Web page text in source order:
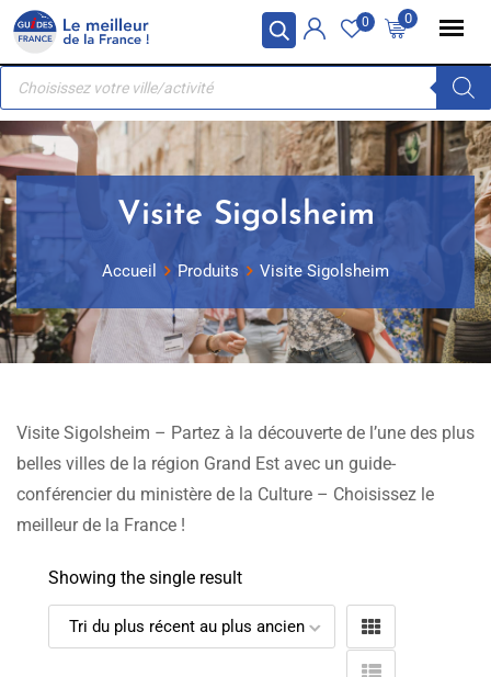
Panneau de gestion des cookies
Skip
content
0
0
Recherche
produits
Visite Sigolsheim
Accueil Produits Visite Sigolsheim
Visite Sigolsheim – Partez à la découverte de l’une des plus
belles villes de la région Grand Est avec un guide-
conférencier du ministère de la Culture – Choisissez le
meilleur de la France !
Showing the single result